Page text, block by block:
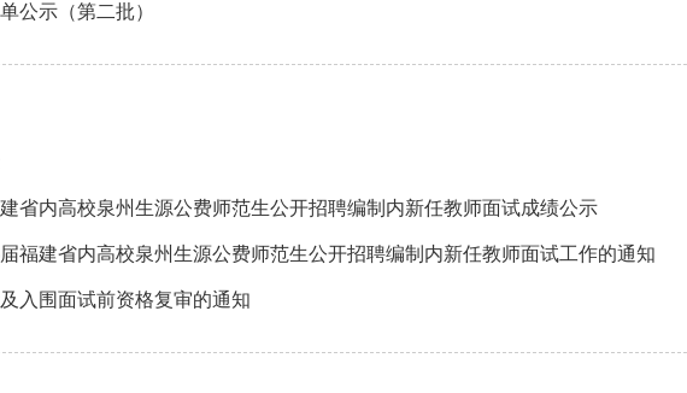
公示（第二批）
省内高校泉州生源公费师范生公开招聘编制内新任教师面试成绩公示
福建省内高校泉州生源公费师范生公开招聘编制内新任教师面试工作的通知
入围面试前资格复审的通知